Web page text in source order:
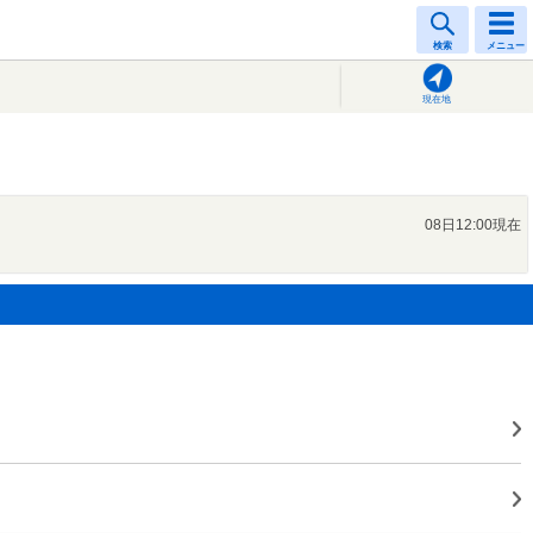
検索 メニュー
現在地
08日12:00現在